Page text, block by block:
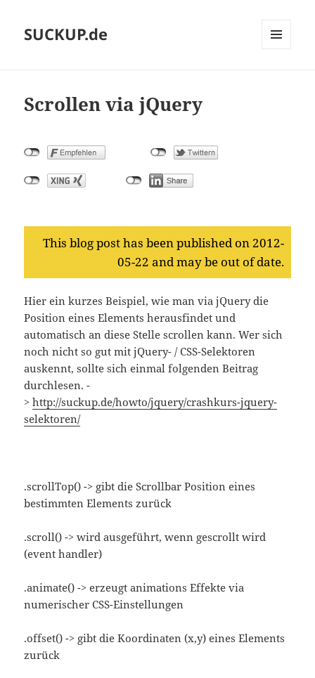
SUCKUP.de
Scrollen via jQuery
This blog post has been published on 2012-
05-22 and may be out of date.
Hier ein kurzes Beispiel, wie man via jQuery die
Position eines Elements herausfindet und
automatisch an diese Stelle scrollen kann. Wer sich
noch nicht so gut mit jQuery- / CSS-Selektoren
auskennt, sollte sich einmal folgenden Beitrag
durchlesen. -
>http://suckup.de/howto/jquery/crashkurs-jquery-
selektoren/
.scrollTop() -> gibt die Scrollbar Position eines
bestimmten Elements zurück
.scroll() -> wird ausgeführt, wenn gescrollt wird
(event handler)
.animate() -> erzeugt animations Effekte via
numerischer CSS-Einstellungen
.offset() -> gibt die Koordinaten (x,y) eines Elements
zurück